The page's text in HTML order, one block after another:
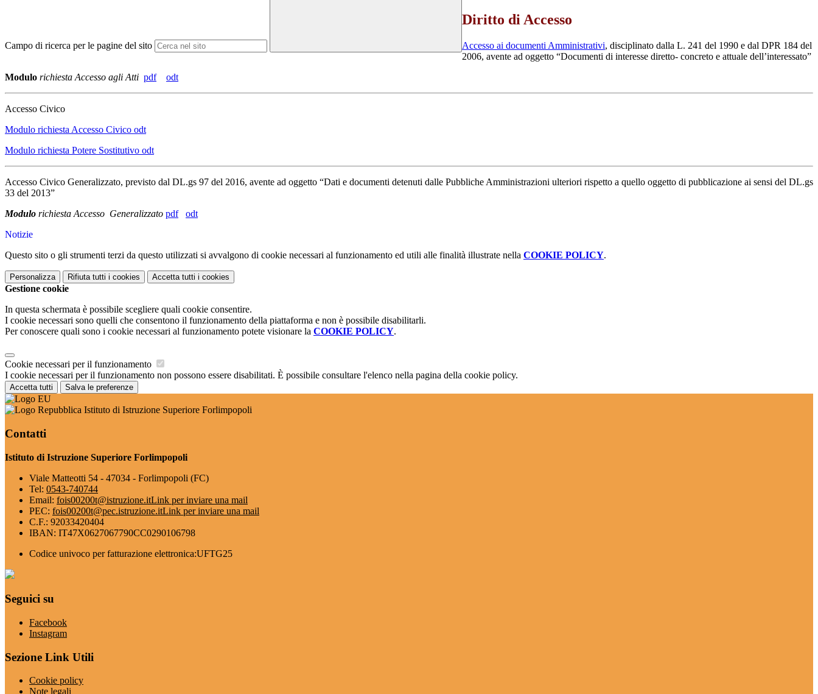
Campo di ricerca per le pagine del sito
Diritto di Accesso
Accesso ai documenti Amministrativi, disciplinato dalla L. 241 del 1990 e dal DPR 184 del
2006, avente ad oggetto “Documenti di interesse diretto- concreto e attuale dell’interessato”
Modulo richiesta Accesso agli Atti pdf odt
Accesso Civico
Modulo richiesta Accesso Civico odt
Modulo richiesta Potere Sostitutivo odt
Accesso Civico Generalizzato, previsto dal DL.gs 97 del 2016, avente ad oggetto “Dati e documenti detenuti dalle Pubbliche Amministrazioni ulteriori rispetto a quello oggetto di pubblicazione ai sensi del DL.gs
33 del 2013”
Modulo richiesta Accesso Generalizzato pdf
odt
Notizie
Questo sito o gli strumenti terzi da questo utilizzati si avvalgono di cookie necessari al funzionamento ed utili alle finalità illustrate nella COOKIE POLICY.
Personalizza Rifiuta tutti i cookies Accetta tutti i cookies
Gestione cookie
In questa schermata è possibile scegliere quali cookie consentire.
I cookie necessari sono quelli che consentono il funzionamento della piattaforma e non è possibile disabilitarli.
Per conoscere quali sono i cookie necessari al funzionamento potete visionare la COOKIE POLICY.
Cookie necessari per il funzionamento
I cookie necessari per il funzionamento non possono essere disabilitati. È possibile consultare l'elenco nella pagina della cookie policy.
Accetta tutti Salva le preferenze
Istituto di Istruzione Superiore Forlimpopoli
Contatti
Istituto di Istruzione Superiore Forlimpopoli
Viale Matteotti 54 - 47034 - Forlimpopoli (FC)
Tel: 0543-740744
Email: fois00200t@istruzione.itLink per inviare una mail
PEC: fois00200t@pec.istruzione.itLink per inviare una mail
C.F.: 92033420404
IBAN: IT47X0627067790CC0290106798
Codice univoco per fatturazione elettronica:UFTG25
Seguici su
Facebook
Instagram
Sezione Link Utili
Cookie policy
Note legali